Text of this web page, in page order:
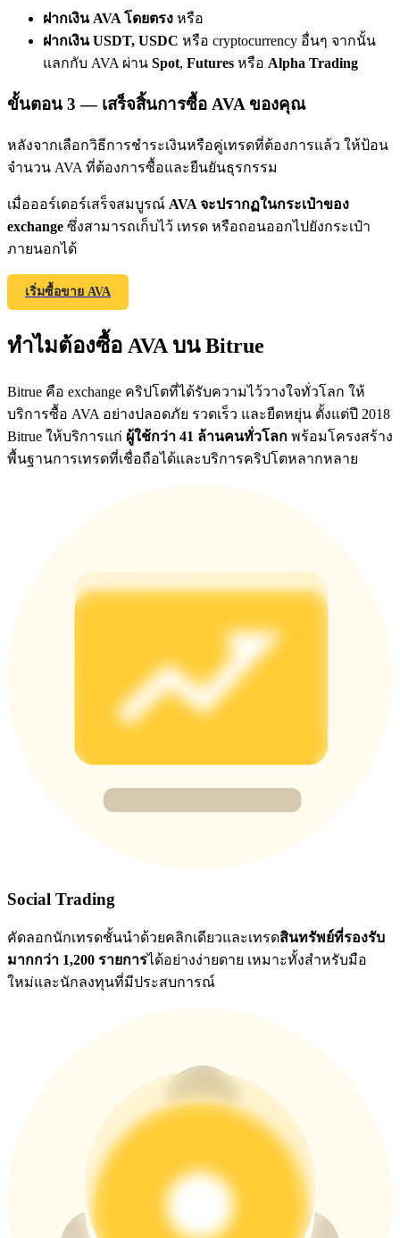
Deposit & Trade BTC to Share 25000 USDT prize pool!
Deposit CASHCAT & Win
Exclusive for BitMart Users
Precious Metals Trading Carnival
USDT Flexible Staking | Daily Rewards
BTC New User Exclusive: 6.5% APR
BTC Flexible Staking | Daily Rewards
รับรางวัลและสิทธิพิเศษสุดพิเศษ
เข้าสู่ระบบลงชื่อ
ฝากเงิน AVA โดยตรง หรือ
ฝากเงิน USDT, USDC หรือ cryptocurrency อื่นๆ จากนั้น
แลกกับ AVA ผ่าน Spot, Futures หรือ Alpha Trading
ขั้นตอน 3 — เสร็จสิ้นการซื้อ AVA ของคุณ
หลังจากเลือกวิธีการชำระเงินหรือคู่เทรดที่ต้องการแล้ว ให้ป้อน
จำนวน AVA ที่ต้องการซื้อและยืนยันธุรกรรม
เมื่อออร์เดอร์เสร็จสมบูรณ์ AVA จะปรากฏในกระเป๋าของ
exchange ซึ่งสามารถเก็บไว้ เทรด หรือถอนออกไปยังกระเป๋า
ภายนอกได้
เริ่มซื้อขาย AVA
ทำไมต้องซื้อ AVA บน Bitrue
Bitrue คือ exchange คริปโตที่ได้รับความไว้วางใจทั่วโลก ให้
บริการซื้อ AVA อย่างปลอดภัย รวดเร็ว และยืดหยุ่น ตั้งแต่ปี 2018
Bitrue ให้บริการแก่ ผู้ใช้กว่า 41 ล้านคนทั่วโลก พร้อมโครงสร้าง
พื้นฐานการเทรดที่เชื่อถือได้และบริการคริปโตหลากหลาย
Social Trading
คัดลอกนักเทรดชั้นนำด้วยคลิกเดียวและเทรดสินทรัพย์ที่รองรับ
มากกว่า 1,200 รายการได้อย่างง่ายดาย เหมาะทั้งสำหรับมือ
ใหม่และนักลงทุนที่มีประสบการณ์